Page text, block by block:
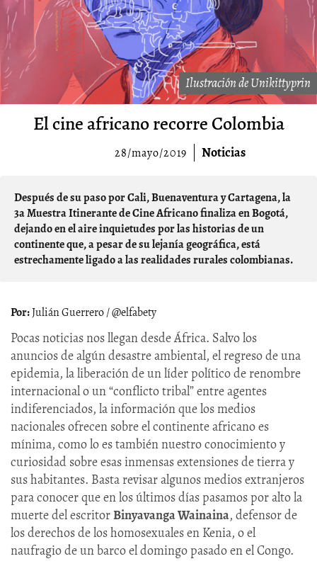
Ilustración de Unikittyprin
El cine africano recorre Colombia
28/mayo/2019 Noticias
Después de su paso por Cali, Buenaventura y Cartagena, la
3a Muestra Itinerante de Cine Africano finaliza en Bogotá,
dejando en el aire inquietudes por las historias de un
continente que, a pesar de su lejanía geográfica, está
estrechamente ligado a las realidades rurales colombianas.
Julián Guerrero / @elfabety
Pocas noticias nos llegan desde África. Salvo los
anuncios de algún desastre ambiental, el regreso de una
epidemia, la liberación de un líder político de renombre
internacional o un “conflicto tribal” entre agentes
indiferenciados, la información que los medios
nacionales ofrecen sobre el continente africano es
mínima, como lo es también nuestro conocimiento y
curiosidad sobre esas inmensas extensiones de tierra y
sus habitantes. Basta revisar algunos medios extranjeros
para conocer que en los últimos días pasamos por alto la
muerte del escritorBinyavanga Wainaina, defensor de
los derechos de los homosexuales en Kenia, o el
naufragio de un barco el domingo pasado en el Congo.